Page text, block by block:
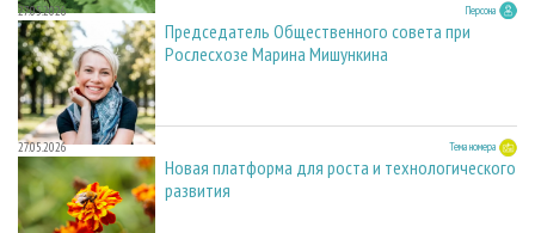
27.05.2026 Персона
Председатель Общественного совета при
Рослесхозе Марина Мишункина
27.05.2026 Тема номера
Новая платформа для роста и технологического
развития